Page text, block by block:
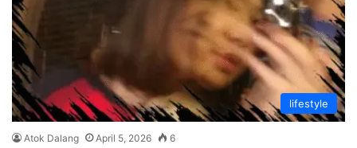
lifestyle
Atok Dalang April 5, 2026 6